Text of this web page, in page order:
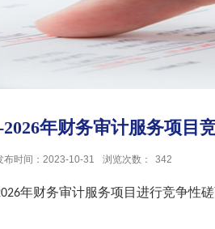
年财务审计服务项目
布时间：2023-10-31 浏览次数： 342
年财务审计服务项目进行竞争性